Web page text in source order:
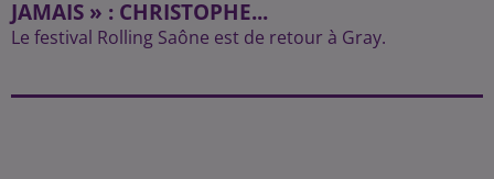
JAMAIS » : CHRISTOPHE...
Le festival Rolling Saône est de retour à Gray.